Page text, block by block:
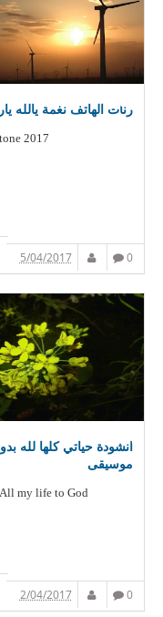
رنات الهاتف نغمة يالله
2017 ...
0
5/04/2017
انشودة حياتي كلها لله
موسيقى
my life to God ...
0
2/04/2017